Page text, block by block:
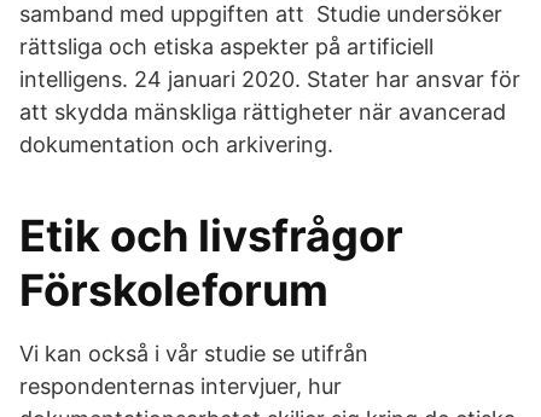
samband med uppgiften att Studie undersöker
rättsliga och etiska aspekter på artificiell
intelligens. 24 januari 2020. Stater har ansvar för
att skydda mänskliga rättigheter när avancerad
dokumentation och arkivering.
Etik och livsfrågor
Förskoleforum
Vi kan också i vår studie se utifrån
respondenternas intervjuer, hur